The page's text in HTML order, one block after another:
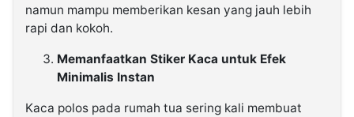
namun mampu memberikan kesan yang jauh lebih
rapi dan kokoh.
Memanfaatkan Stiker Kaca untuk Efek
Minimalis Instan
Kaca polos pada rumah tua sering kali membuat